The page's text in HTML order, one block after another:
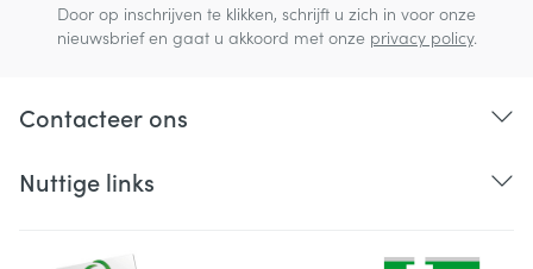
Door op inschrijven te klikken, schrijft u zich in voor onze
nieuwsbrief en gaat u akkoord met onze privacy policy.
Contacteer ons
Nuttige links